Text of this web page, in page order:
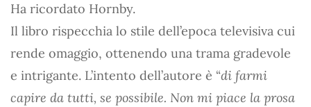
Ha ricordato Hornby.
Il libro rispecchia lo stile dell’epoca televisiva cui
rende omaggio, ottenendo una trama gradevole
e intrigante. L’intento dell’autore è “di farmi
capire da tutti, se possibile. Non mi piace la prosa